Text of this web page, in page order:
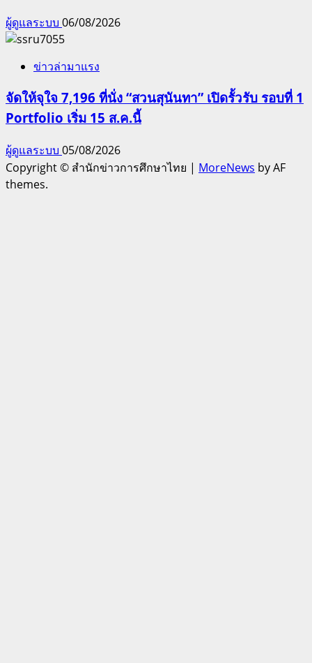
ผู้ดูแลระบบ 06/08/2026
ข่าวล่ามาแรง
จัดให้จุใจ 7,196 ที่นั่ง “สวนสุนันทา” เปิดรั้วรับ รอบที่ 1
Portfolio เริ่ม 15 ส.ค.นี้
ผู้ดูแลระบบ 05/08/2026
Copyright © สำนักข่าวการศึกษาไทย | MoreNews by AF
themes.